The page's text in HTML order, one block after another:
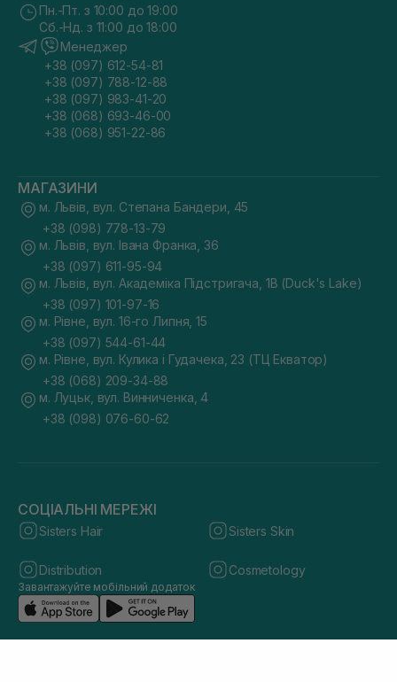
Пн.-Пт. з 10:00 до 19:00
Сб.-Нд. з 11:00 до 18:00
Менеджер
+38 (097) 612-54-81
+38 (097) 788-12-88
+38 (097) 983-41-20
+38 (068) 693-46-00
+38 (068) 951-22-86
МАГАЗИНИ
м. Львів, вул. Степана Бандери, 45
+38 (098) 778-13-79
м. Львів, вул. Івана Франка, 36
+38 (097) 611-95-94
м. Львів, вул. Академіка Підстригача, 1В (Duck's Lake)
+38 (097) 101-97-16
м. Рівне, вул. 16-го Липня, 15
+38 (097) 544-61-44
м. Рівне, вул. Кулика і Гудачека, 23 (ТЦ Екватор)
+38 (068) 209-34-88
м. Луцьк, вул. Винниченка, 4
+38 (098) 076-60-62
СОЦІАЛЬНІ МЕРЕЖІ
Sisters Hair Sisters Skin
Distribution Cosmetology
Завантажуйте мобільний додаток